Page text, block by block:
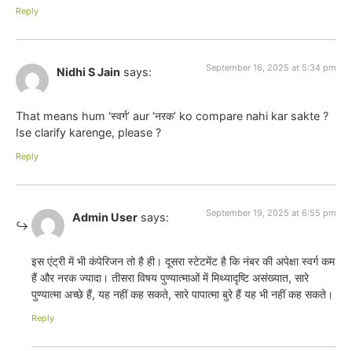
Reply
Nidhi S Jain says: September 16, 2025 at 5:34 pm
That means hum ‘स्वर्ग’ aur ‘नरक’ ko compare nahi kar sakte ?
Ise clarify karenge, please ?
Reply
Admin User says: September 19, 2025 at 6:55 pm
इस एंट्री में भी कंपेरिजन तो है ही। दूसरा स्टेटमेंट है कि नंबर की अपेक्षा स्वर्ग कम
हैं और नरक ज्यादा। तीसरा विषय पुण्यात्माओं में मिथ्यादृष्टि असंख्यात, सारे
पुण्यात्मा अच्छे हैं, यह नहीं कह सकते, सारे पापात्मा बुरे हैं यह भी नहीं कह सकते।
Reply